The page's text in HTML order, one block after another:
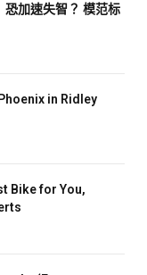
恐加速失智？ 模范标
in Ridley
Bike for You,